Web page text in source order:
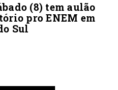
(8) tem aulão
pro ENEM em
Sul